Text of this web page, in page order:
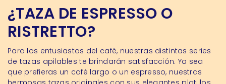
¿TAZA DE ESPRESSO O
RISTRETTO?
Para los entusiastas del café, nuestras distintas series
de tazas apilables te brindarán satisfacción. Ya sea
que prefieras un café largo o un espresso, nuestras